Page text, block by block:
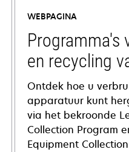
new
tab
WEBPAGINA
Programma's
en recycling
Ontdek hoe u
apparatuur kunt
via het bekroonde
Collection Program
Equipment